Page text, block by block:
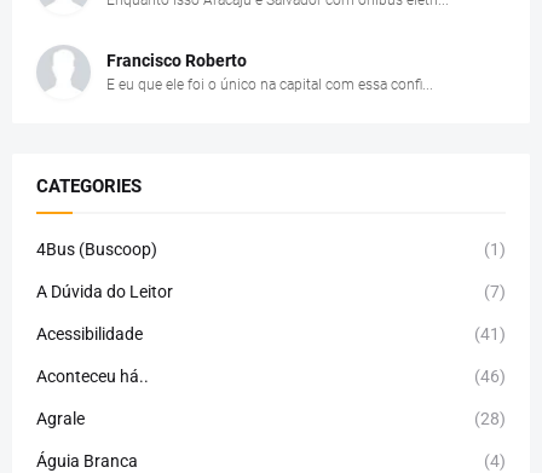
Francisco Roberto
E eu que ele foi o único na capital com essa confi...
CATEGORIES
4Bus (Buscoop) (1)
A Dúvida do Leitor (7)
Acessibilidade (41)
Aconteceu há.. (46)
Agrale (28)
Águia Branca (4)